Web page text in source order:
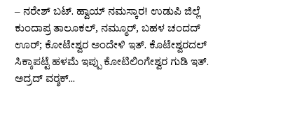
– ನರೇಶ್ ಬಟ್. ಹ್ವಾಯ್ ನಮಸ್ಕಾರ! ಉಡುಪಿ ಜಿಲ್ಲೆ
ಕುಂದಾಪ್ರ ತಾಲೂಕಲ್, ನಮ್ಮೂರ್, ಬಹಳ ಚಂದದ್
ಊರ‍್; ಕೋಟೇಶ್ವರ ಅಂದೇಳಿ ಇತ್. ಕೊಟೇಶ್ವರದಲ್
ಸಿಕ್ಕಾಪಟ್ಟೆ ಹಳಮೆ ಇಪ್ಪು ಕೋಟಿಲಿಂಗೇಶ್ವರ ಗುಡಿ ಇತ್.
ಅದ್ರದ್ ವರ‍್ಶಕ್...